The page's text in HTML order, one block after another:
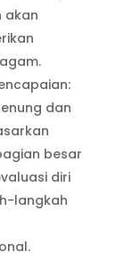
akan
dan
besar
diri
langkah